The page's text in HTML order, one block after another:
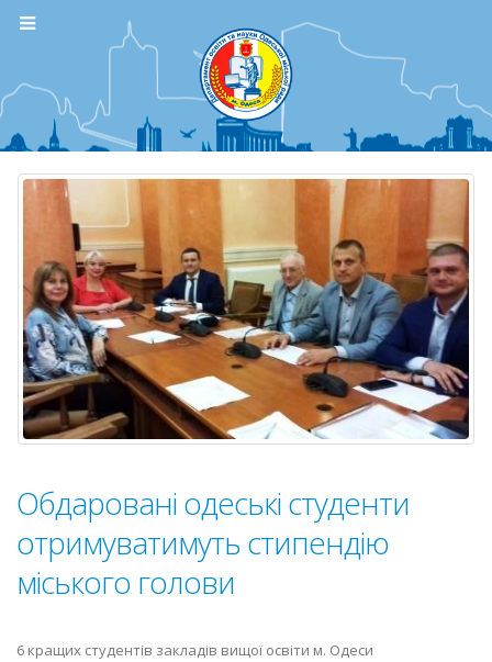
Обдаровані одеські студенти
отримуватимуть стипендію
міського голови
6 кращих студентів закладів вищої освіти м. Одеси